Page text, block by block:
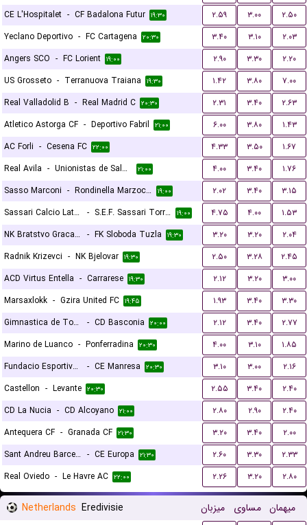
CE L'Hospitalet - CF Badalona Futur ۱۹:۳۰ ۲.۵۹ ۳.۰۰
۲.۵۰
Yeclano Deportivo - FC Cartagena ۲۰:۳۰ ۳.۴۰ ۳.۱۰
۲.۰۳
Angers SCO - FC Lorient ۱۹:۰۰ ۲.۹۰ ۳.۳۰
۲.۲۰
US Grosseto - Terranuova Traiana ۱۹:۳۰ ۱.۴۲ ۳.۸۰
۷.۰۰
Real Valladolid B - Real Madrid C ۲۰:۳۰ ۲.۳۱ ۳.۴۰
۲.۶۳
Atletico Astorga CF - Deportivo Fabril ۲۱:۰۰ ۶.۰۰ ۳.۸۰
۱.۴۳
AC Forli - Cesena FC ۲۲:۰۰ ۴.۳۳ ۳.۵۰
۱.۶۷
Real Avila - Unionistas de Salamanca CF ۲۱:۰۰ ۴.۰۰ ۳.۴۰
۱.۷۶
Sasso Marconi - Rondinella Marzocco ۱۹:۰۰ ۲.۰۲ ۳.۴۰
۳.۱۵
Sassari Calcio Latte Dolce
- S.E.F. Sassari Torres 1903 ۱۹:۰۰ ۴.۷۵ ۴.۰۰
۱.۵۳
NK Bratstvo Gracanica - FK Sloboda Tuzla ۱۹:۳۰ ۳.۲۰ ۳.۲۰
۲.۰۴
Radnik Krizevci - NK Bjelovar ۱۹:۳۰ ۲.۵۰ ۳.۲۸
۲.۴۵
ACD Virtus Entella - Carrarese ۱۹:۳۰ ۲.۱۲ ۳.۲۰
۳.۰۰
Marsaxlokk - Gzira United FC ۱۹:۴۵ ۱.۹۳ ۳.۴۰
۳.۳۰
Gimnastica de Torrelavega
- CD Basconia ۲۰:۰۰ ۲.۱۲ ۳.۴۰
۲.۷۷
Marino de Luanco - Ponferradina ۲۰:۳۰ ۴.۰۰ ۳.۱۰
۱.۸۵
Fundacio Esportiva Grama
- CE Manresa ۲۰:۳۰ ۳.۱۰ ۳.۰۰
۲.۱۶
Castellon - Levante ۲۰:۳۰ ۲.۵۵ ۳.۴۰
۲.۴۰
CD La Nucia - CD Alcoyano ۲۱:۰۰ ۲.۸۰ ۲.۹۰
۲.۴۰
Antequera CF - Granada CF ۲۱:۳۰ ۳.۲۰ ۳.۴۰
۲.۰۰
Sant Andreu Barcelona - CE Europa ۲۱:۳۰ ۲.۶۰ ۳.۳۰
۲.۳۳
Real Oviedo - Le Havre AC ۲۲:۰۰ ۲.۲۶ ۳.۲۰ ۲.۸۰
Netherlands Eredivisie میزبان مساوی میهمان